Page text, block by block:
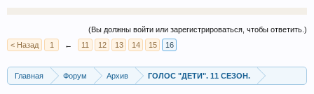
(Вы должны войти или зарегистрироваться, чтобы ответить.)
< Назад
1 ← 11 12 13 14 15 16
Главная Форум Архив ГОЛОС "ДЕТИ". 11 СЕЗОН.